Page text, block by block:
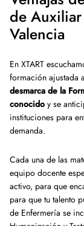
de Auxiliar
Valencia
En XTART
formación ajustada
desmarca de la
conocido y se
instituciones para
demanda.
Cada una de las
equipo docente
activo, para que
para que tu talento
de Enfermería se